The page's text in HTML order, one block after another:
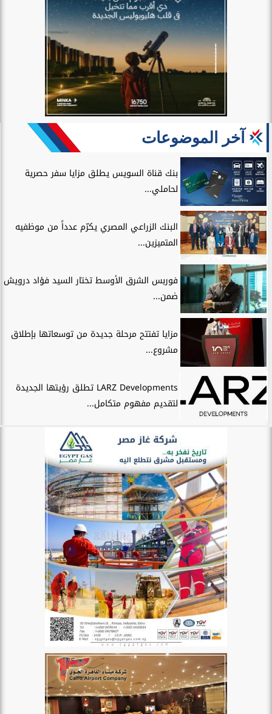
آخر الموضوعات
بنك قناة السويس يطلق مزايا سفر حصرية
لحاملي...
البنك الزراعي المصري يكرّم عدداً من موظفيه
المتميزين...
فوربس الشرق الأوسط تختار السيد فؤاد درويش
ضمن...
مزايا تفتتح مرحلة جديدة من توسعاتها بإطلاق
مشروع...
LARZ Developments تطلق رؤيتها الجديدة
لتقديم مفهوم متكامل...